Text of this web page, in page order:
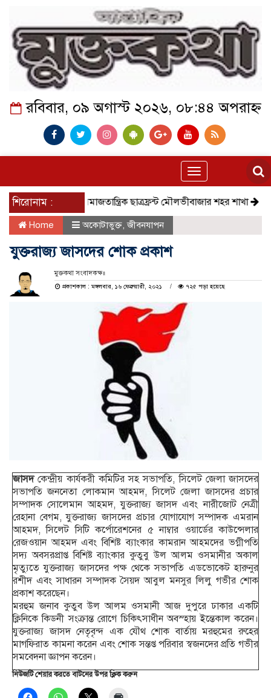
রবিবার, ০৯ অগাস্ট ২০২৬, ০৮:৪৪ অপরাহ্ন
Toggle
navigation
শিরোনাম :সমাজতান্ত্রিক ছাত্রফ্রন্ট মৌলভীবাজার শহর শাখা কেমন আছে
Home অকোটাভুক্ত,জীবনযাপন
যুক্তরাজ্য জাসদের শোক প্রকাশ
মুক্তকথা সংবাদকক্ষ॥
প্রকাশকাল : মঙ্গলবার, ১৬ ফেব্রুয়ারী, ২০২১
৭২৫ পড়া হয়েছে
জাসদকেন্দ্রীয় কার্যকরী কমিটির সহ সভাপতি, সিলেট জেলা জাসদের
সভাপতি জননেতা লোকমান আহমদ, সিলেট জেলা জাসদের প্রচার
সম্পাদক সোলেমান আহমদ, যুক্তরাজ্য জাসদ এবং নারীজোট নেত্রী
রেহানা বেগম, যুক্তরাজ্য জাসদের প্রচার যোগাযোগ সম্পাদক এমরান
আহমদ, সিলেট সিটি কর্পোরেশনের ৫ নাম্বার ওয়ার্ডের কাউন্সেলার
রেজওয়ান আহমদ এবং বিশিষ্ট ব্যাংকার কামরান আহমদের ভগ্নীপতি
সদ্য অবসরপ্রাপ্ত বিশিষ্ট ব্যাংকার কুতুবু উল আলম ওসমানীর অকাল
মৃত্যুতে যুক্তরাজ্য জাসদের পক্ষ থেকে সভাপতি এডভোকেট হারুনুর
রশীদ এবং সাধারন সম্পাদক সৈয়দ আবুল মনসুর লিলু গভীর শোক
প্রকাশ করেছেন।
মরহুম জনাব কুতুব উল আলম ওসমানী আজ দুপুরে ঢাকার একটি
ক্লিনিকে কিডনী সংক্রান্ত রোগে চিকিৎসাধীন অবস্হায় ইন্তেকাল করেন।
যুক্তরাজ্য জাসদ নেতৃবৃন্দ এক যৌথ শোক বার্তায় মরহুমের রুহের
মাগফিরাত কামনা করেন এবং শোক সন্তপ্ত পরিবার স্বজনদের প্রতি গভীর
সমবেদনা জ্ঞাপন করেন।
নিউজটি শেয়ার করতে বাটনের উপর ক্লিক করুন